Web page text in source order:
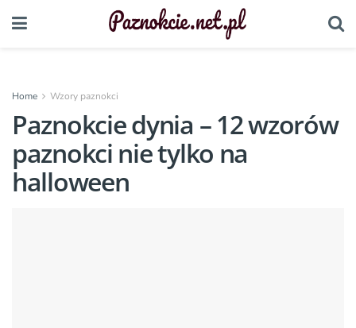
Home Wzory paznokci
Paznokcie dynia – 12 wzorów
paznokci nie tylko na
halloween